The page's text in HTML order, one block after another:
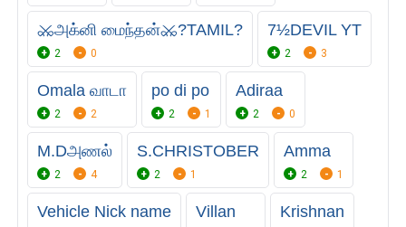
⚔அக்னி மைந்தன்⚔?TAMIL?
2 0
7½DEVIL YT
2 3
Omala வாடா
2 2
po di po
2 1
Adiraa
2 0
M.Dஅணல்
2 4
S.CHRISTOBER
2 1
Amma
2 1
Vehicle Nick name Villan Krishnan